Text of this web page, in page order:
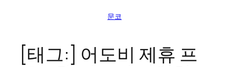
문코
[태그:] 어도비 제휴 프